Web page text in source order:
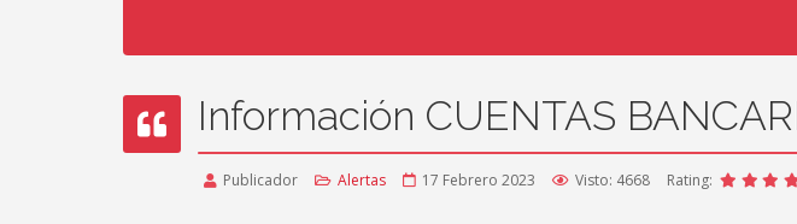
Información CUENTAS
Publicador Alertas 17 Febrero 2023 Visto: 4668 Rating: